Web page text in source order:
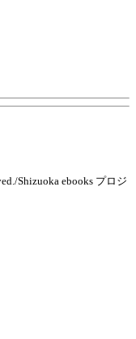
Shizuoka ebooks プロジ